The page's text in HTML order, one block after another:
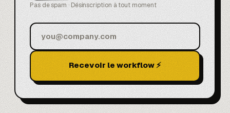
Pas de spam · Désinscription à tout moment
Recevoir le workflow ⚡